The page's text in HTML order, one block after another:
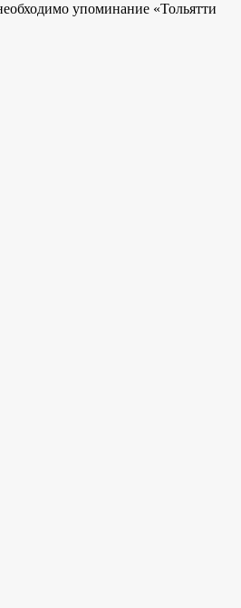
упоминание «Тольятти